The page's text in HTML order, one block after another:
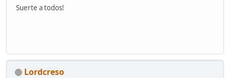
Suerte a todos!
Lordcreso